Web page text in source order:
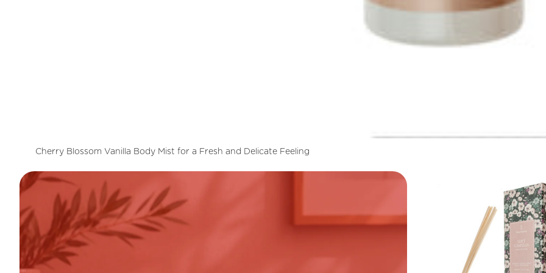
Cherry Blossom Vanilla Body Mist for a Fresh and Delicate Feeling